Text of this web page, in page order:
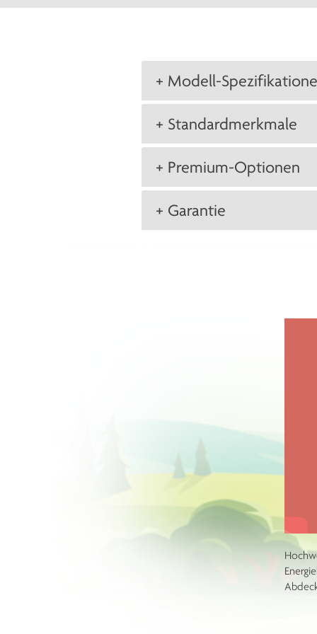
+ Modell-
+ Standardmerkmale
+ Premium-Optionen
+ Garantie